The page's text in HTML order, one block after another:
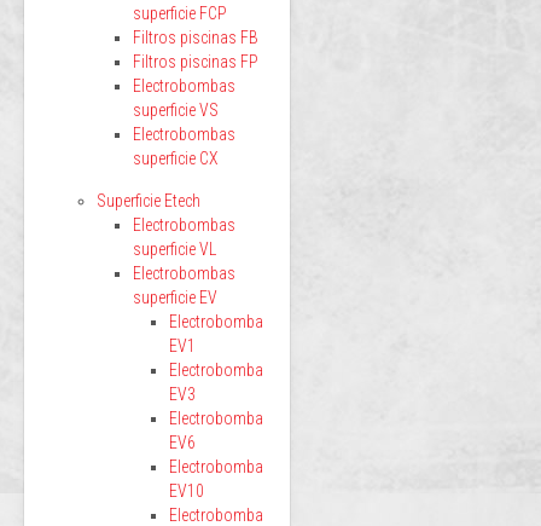
superficie FCP
Filtros piscinas FB
Filtros piscinas FP
Electrobombas
superficie VS
Electrobombas
superficie CX
Superficie Etech
Electrobombas
superficie VL
Electrobombas
superficie EV
Electrobomba
EV1
Electrobomba
EV3
Electrobomba
EV6
Electrobomba
EV10
Electrobomba